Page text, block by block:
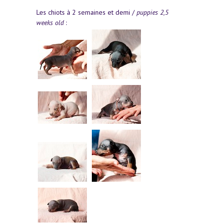
Les chiots à 2 semaines et demi /puppies 2,5
weeks old: